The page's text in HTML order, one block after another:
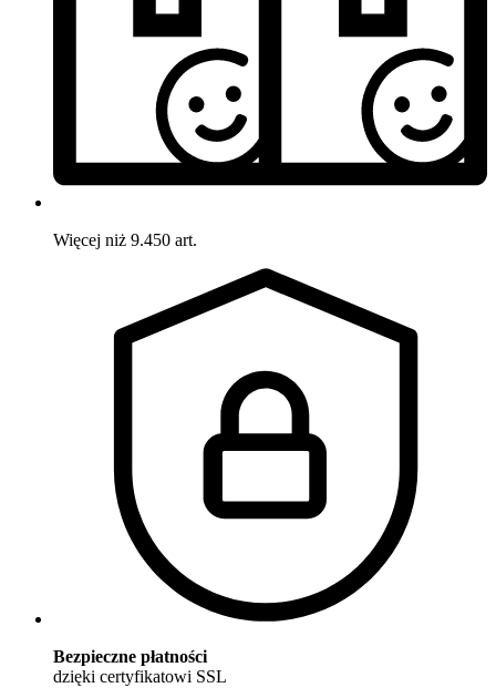
Więcej niż 9.450 art.
Bezpieczne płatności
dzięki certyfikatowi SSL